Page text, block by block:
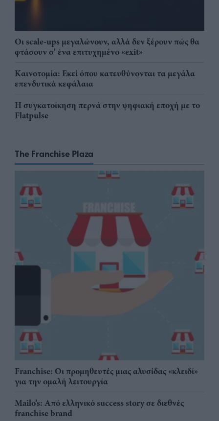
Οι scale-ups μεγαλώνουν, αλλά δεν ξέρουν πώς θα
φτάσουν σ' ένα επιτυχημένο «exit»
Καινοτομία: Εκεί όπου κατευθύνονται τα μεγάλα
επενδυτικά κεφάλαια
Η συγκατοίκηση περνά στην ψηφιακή εποχή με το
Flatpulse
The Franchise Plaza
Franchise: Οι προμηθευτές μιας αλυσίδας «κλειδί»
για την ομαλή λειτουργία
Mailo’s: Από ελληνικό success story σε διεθνές
franchise brand